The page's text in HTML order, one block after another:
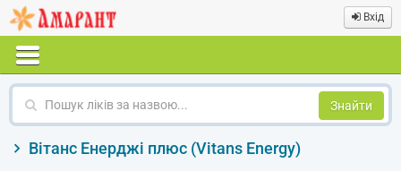
Вхід
Пошук
назвою
Вітанс Енерджі плюс (Vitans Energy)